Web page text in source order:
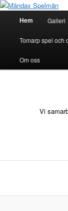
Hoppa
innehållMåndax
Huvudmeny
Hem Galleri
Tomarp spel och
Om oss
Vi